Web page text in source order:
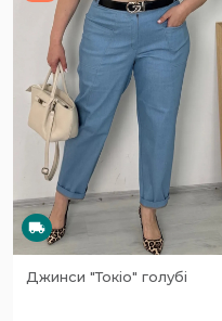
Джинси "Токіо" голубі